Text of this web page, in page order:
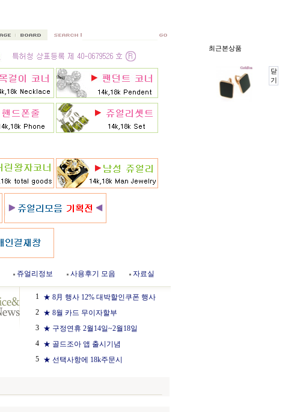
쥬얼리정보 사용후기 모음 자료실
1 ★ 8月 행사 12% 대박할인쿠폰 행사
2 ★ 8월 카드 무이자할부
3 ★ 구정연휴 2월14일~2월18일
4 ★ 골드조아 앱 출시기념
5 ★ 선택사항에 18k주문시
최근본상품
닫
기